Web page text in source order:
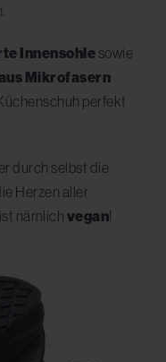
Innensohlesowie
Mikrofasern
perfekt
durch selbst die
Herzen aller
nämlich vegan!